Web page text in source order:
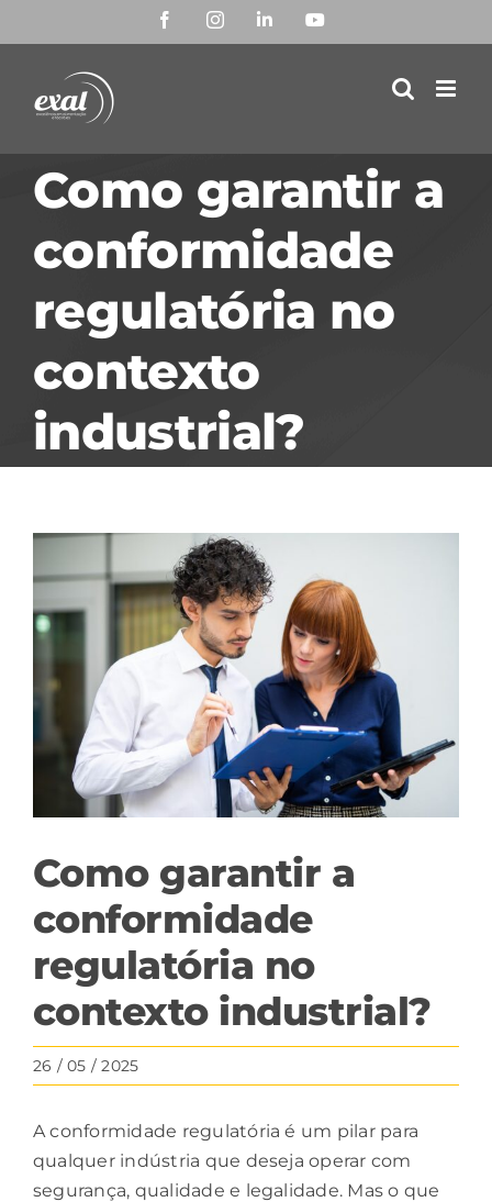
para
conteúdo
FacebookInstagramLinkedIn
Como garantir a
conformidade
regulatória no
contexto
industrial?
View
Larger
Image
Como garantir a
conformidade
regulatória no
contexto industrial?
26 / 05 / 2025
A conformidade regulatória é um pilar para
qualquer indústria que deseja operar com
segurança, qualidade e legalidade. Mas o que